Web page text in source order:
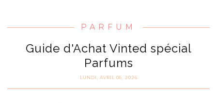
PARFUM
Guide d'Achat Vinted spécial
Parfums
LUNDI, AVRIL 06, 2026